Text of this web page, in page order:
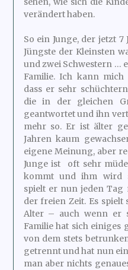
verändert haben.
So ein Junge, der jetzt
Jüngste der Kleinsten
und zwei Schwestern …
Familie. Ich kann
dass er sehr
die in der gleichen
geantwortet und ihn
mehr so. Er ist älter
Jahren kaum
eigene Meinung, aber
Junge ist oft sehr
kommt und ihm wird
spielt er nun jeden
der freien Zeit. Es
Alter – auch wenn er
Familie hat sich einiges
von dem stets
getrennt und hat nun
man aber nichts